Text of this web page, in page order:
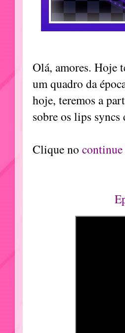
Olá, amores. Hoje
um quadro da
hoje, teremos a
sobre os lips
Clique no